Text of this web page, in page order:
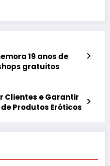
19 anos de
gratuitos
Clientes e Garantir
Produtos Eróticos